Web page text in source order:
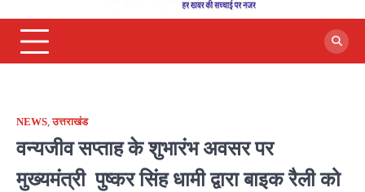
NEWS,उत्तराखंड
वन्यजीव सप्ताह के शुभारंभ अवसर पर
मुख्यमंत्री पुष्कर सिंह धामी द्वारा बाइक रैली को